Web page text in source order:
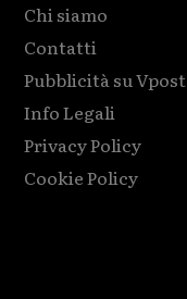
Chi siamo
Contatti
Pubblicità su Vpost
Info Legali
Privacy Policy
Cookie Policy